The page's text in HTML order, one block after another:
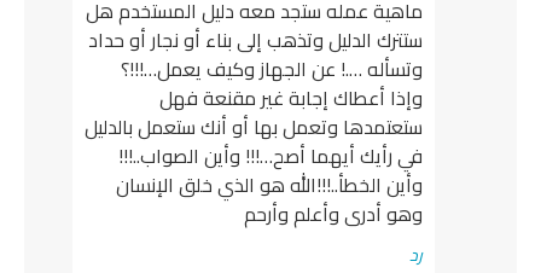
ماهية عمله ستجد معه دليل المستخدم هل
ستترك الدليل وتذهب إلى بناء أو نجار أو حداد
وتسأله ….! عن الجهاز وكيف يعمل…!!!؟
وإذا أعطاك إجابة غير مقنعة فهل
ستعتمدها وتعمل بها أو أنك ستعمل بالدليل
في رأيك أيهما أصح…!!! وأين الصواب..!!!
وأين الخطأ..!!!الله هو الذي خلق الإنسان
وهو أدرى وأعلم وأرحم
رد